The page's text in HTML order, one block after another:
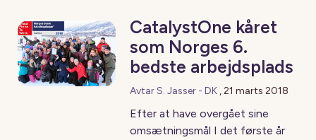
CatalystOne kåret
som Norges 6.
bedste arbejdsplads
Avtar S. Jasser - DK ,21 marts 2018
Efter at have overgået sine
omsætningsmål I det første år